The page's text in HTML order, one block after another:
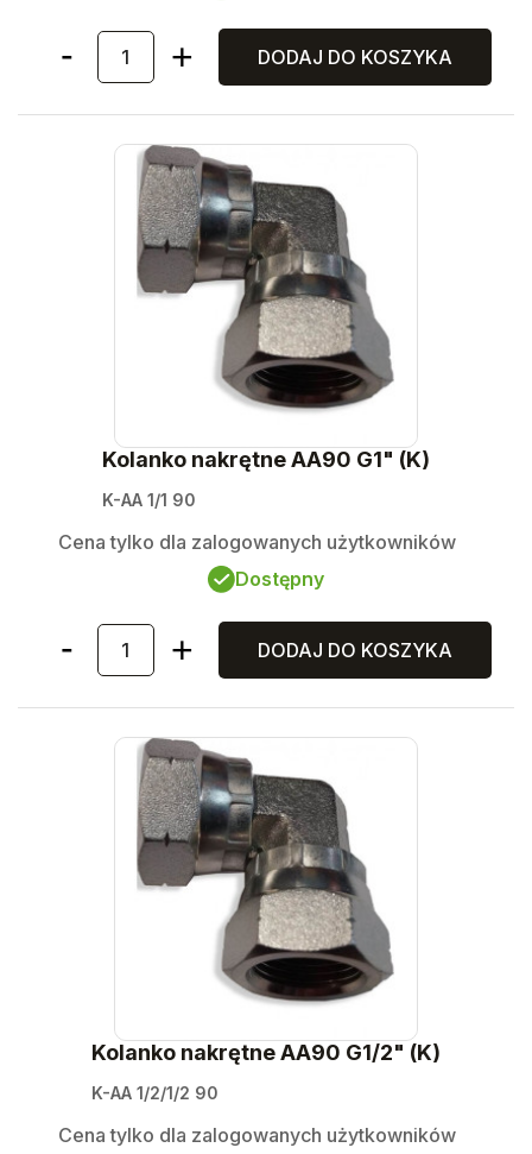
DODAJ DO KOSZYKA
Kolanko nakrętne AA90 G1" (K)
K-AA 1/1 90
Cena tylko dla zalogowanych użytkowników
Dostępny
DODAJ DO KOSZYKA
Kolanko nakrętne AA90 G1/2" (K)
K-AA 1/2/1/2 90
Cena tylko dla zalogowanych użytkowników